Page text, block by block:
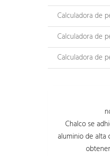
Calculadora de
Calculadora de
Calculadora de
Chalco se
aluminio de alta